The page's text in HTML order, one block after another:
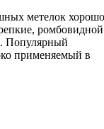
метелок хорошо
ромбовидной
Популярный
применяемый в